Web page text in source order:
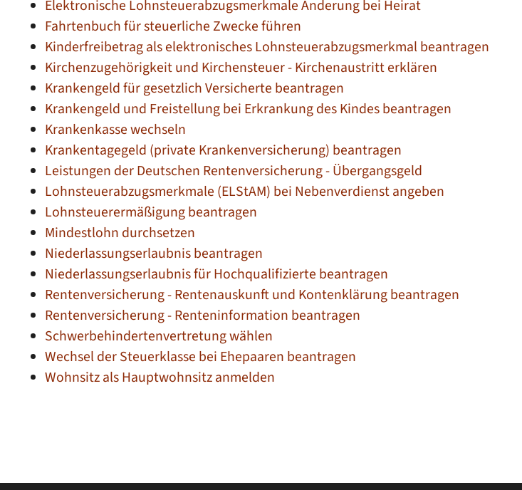
Elektronische Lohnsteuerabzugsmerkmale Änderung bei Heirat
Fahrtenbuch für steuerliche Zwecke führen
Kinderfreibetrag als elektronisches Lohnsteuerabzugsmerkmal beantragen
Kirchenzugehörigkeit und Kirchensteuer - Kirchenaustritt erklären
Krankengeld für gesetzlich Versicherte beantragen
Krankengeld und Freistellung bei Erkrankung des Kindes beantragen
Krankenkasse wechseln
Krankentagegeld (private Krankenversicherung) beantragen
Leistungen der Deutschen Rentenversicherung - Übergangsgeld
Lohnsteuerabzugsmerkmale (ELStAM) bei Nebenverdienst angeben
Lohnsteuerermäßigung beantragen
Mindestlohn durchsetzen
Niederlassungserlaubnis beantragen
Niederlassungserlaubnis für Hochqualifizierte beantragen
Rentenversicherung - Rentenauskunft und Kontenklärung beantragen
Rentenversicherung - Renteninformation beantragen
Schwerbehindertenvertretung wählen
Wechsel der Steuerklasse bei Ehepaaren beantragen
Wohnsitz als Hauptwohnsitz anmelden